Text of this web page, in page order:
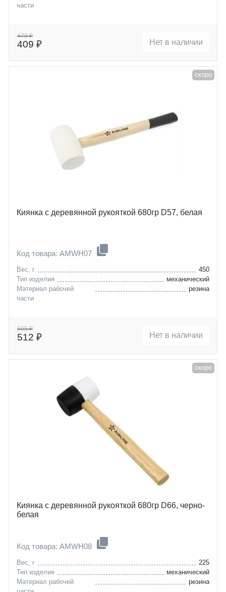
части
470 ₽
409 ₽ Нет в наличии
скоро
Киянка с деревянной рукояткой 680гр D57, белая
Код товара: AMWH07
Вес, г
450
Тип изделия
механический
Материал рабочей
части
резина
605 ₽
512 ₽ Нет в наличии
скоро
Киянка с деревянной рукояткой 680гр D66, черно-
белая
Код товара: AMWH08
Вес, г
225
Тип изделия
механический
Материал рабочей
резина